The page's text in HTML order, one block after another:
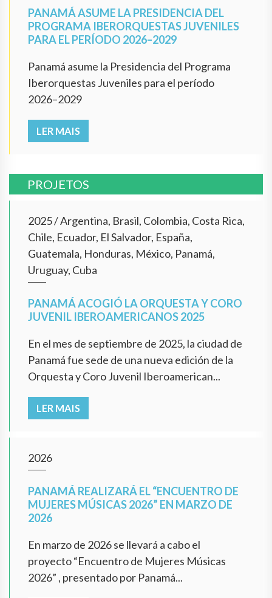
PANAMÁ ASUME LA PRESIDENCIA DEL
PROGRAMA IBERORQUESTAS JUVENILES
PARA EL PERÍODO 2026–2029
Panamá asume la Presidencia del Programa
Iberorquestas Juveniles para el período
2026–2029
LER MAIS
PROJETOS
2025/Argentina, Brasil, Colombia, Costa Rica,
Chile, Ecuador, El Salvador, España,
Guatemala, Honduras, México, Panamá,
Uruguay, Cuba
PANAMÁ ACOGIÓ LA ORQUESTA Y CORO
JUVENIL IBEROAMERICANOS 2025
En el mes de septiembre de 2025, la ciudad de
Panamá fue sede de una nueva edición de la
Orquesta y Coro Juvenil Iberoamerican...
LER MAIS
2026
PANAMÁ REALIZARÁ EL “ENCUENTRO DE
MUJERES MÚSICAS 2026” EN MARZO DE
2026
En marzo de 2026 se llevará a cabo el
proyecto “Encuentro de Mujeres Músicas
2026” , presentado por Panamá...